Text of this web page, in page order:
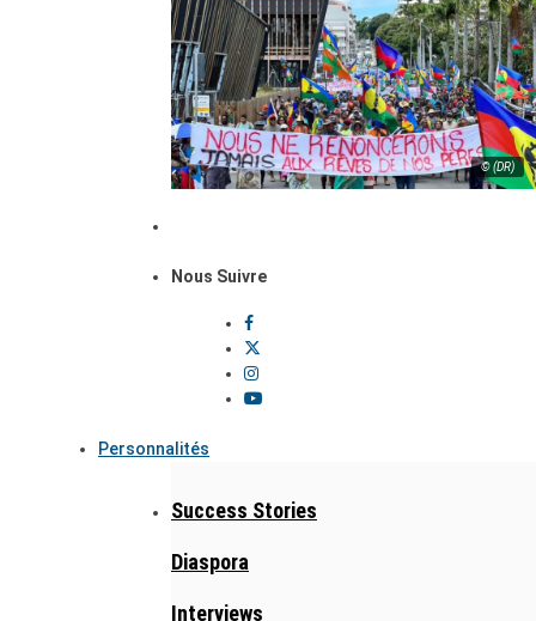
© (DR)
Nous Suivre
Personnalités
Success Stories
Diaspora
Interviews